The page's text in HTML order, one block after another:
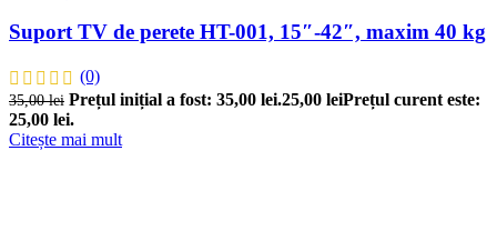
Suport TV de perete HT-001, 15″-42″, maxim 40 kg
(0)
35,00lei Prețul inițial a fost: 35,00 lei.25,00 leiPrețul curent este:
25,00 lei.
Citește mai mult